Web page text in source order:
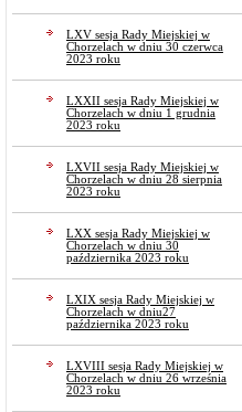
LXV sesja Rady Miejskiej w
Chorzelach w dniu 30 czerwca
2023 roku
LXXII sesja Rady Miejskiej w
Chorzelach w dniu 1 grudnia
2023 roku
LXVII sesja Rady Miejskiej w
Chorzelach w dniu 28 sierpnia
2023 roku
LXX sesja Rady Miejskiej w
Chorzelach w dniu 30
października 2023 roku
LXIX sesja Rady Miejskiej w
Chorzelach w dniu27
października 2023 roku
LXVIII sesja Rady Miejskiej w
Chorzelach w dniu 26 września
2023 roku